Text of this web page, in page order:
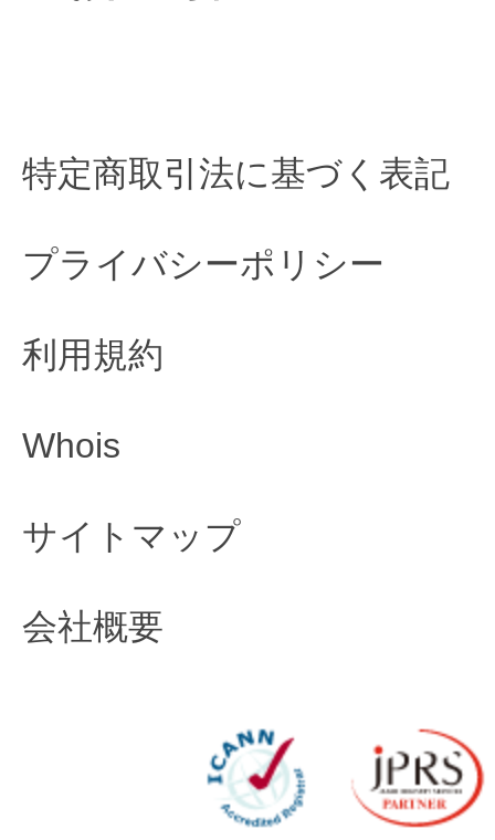
特定商取引法に基づく表記
プライバシーポリシー
利用規約
Whois
サイトマップ
会社概要